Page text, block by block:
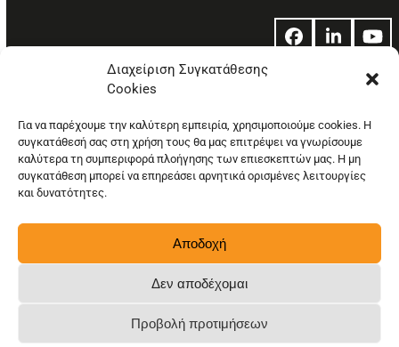
Διαχείριση Συγκατάθεσης
Cookies
Για να παρέχουμε την καλύτερη εμπειρία, χρησιμοποιούμε cookies. Η
συγκατάθεσή σας στη χρήση τους θα μας επιτρέψει να γνωρίσουμε
καλύτερα τη συμπεριφορά πλοήγησης των επιεσκεπτών μας. Η μη
συγκατάθεση μπορεί να επηρεάσει αρνητικά ορισμένες λειτουργίες
και δυνατότητες.
Αποδοχή
Δεν αποδέχομαι
Προβολή προτιμήσεων
Facebook
LinkedIn
© Copyright: Ethos Media S.A.